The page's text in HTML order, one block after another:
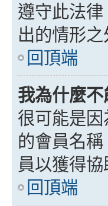
遵守此法
出的情形
回頂端
我為什麼不
很可能是
的會員名
員以獲得協
回頂端